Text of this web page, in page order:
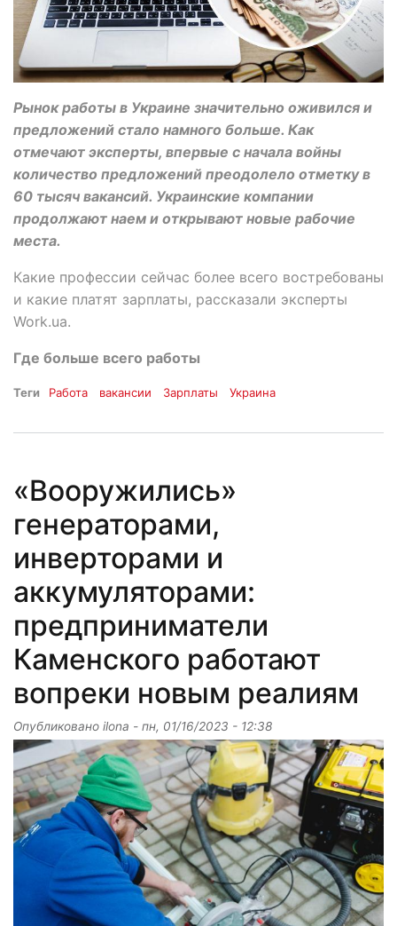
Рынок работы в Украине значительно оживился и
предложений стало намного больше. Как
отмечают эксперты, впервые с начала войны
количество предложений преодолело отметку в
60 тысяч вакансий. Украинские компании
продолжают наем и открывают новые рабочие
места.
Какие профессии сейчас более всего востребованы
и какие платят зарплаты, рассказали эксперты
Work.ua.
Где больше всего работы
Теги Работа вакансии Зарплаты Украина
«Вооружились»
генераторами,
инверторами и
аккумуляторами:
предприниматели
Каменского работают
вопреки новым реалиям
Опубликовано ilona - пн, 01/16/2023 - 12:38